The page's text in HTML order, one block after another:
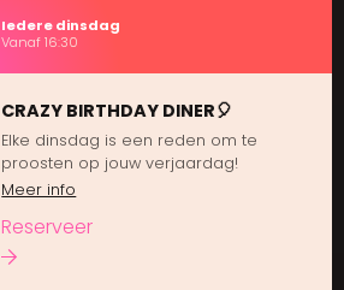
Iedere dinsdag
Vanaf 16:30
CRAZY BIRTHDAY DINER🎈
Elke dinsdag is een reden om te
proosten op jouw verjaardag!
Meer info
Reserveer